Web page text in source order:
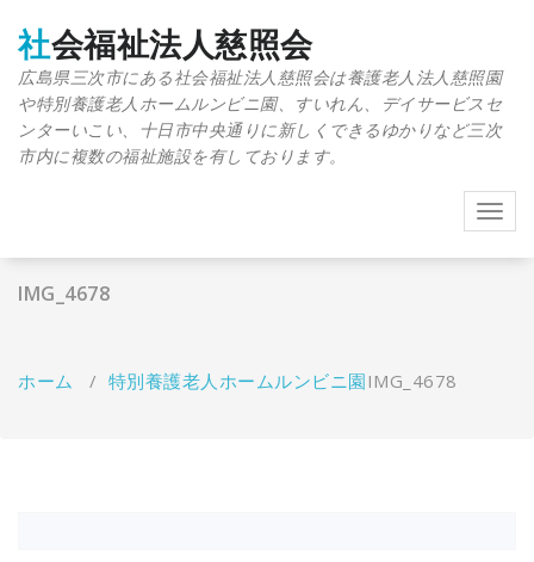
社会福祉法人慈照会
広島県三次市にある社会福祉法人慈照会は養護老人法人慈照園
や特別養護老人ホームルンビニ園、すいれん、デイサービスセ
ンターいこい、十日市中央通りに新しくできるゆかりなど三次
市内に複数の福祉施設を有しております。
IMG_4678
ホーム / 特別養護老人ホームルンビニ園 IMG_4678